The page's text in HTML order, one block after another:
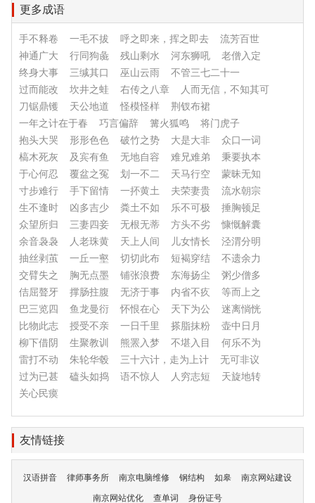
更多成语
手不释卷 一毛不拔 呼之即来，挥之即去
流芳百世
神通广大
行同狗彘 残山剩水 河东狮吼
老僧入定
终身大事
三缄其口 巫山云雨
不管三七二十一
过而能改
坎井之蛙 右传之八章
人而无信，不知其可
刀锯鼎镬
天公地道 怪模怪样
荆钗布裙
一年之计在于春
巧言偏辞 篝火狐鸣
将门虎子
抱头大哭
形形色色 破竹之势 大是大非
众口一词
槁木死灰
及宾有鱼 无地自容 难兄难弟
秉要执本
于心何忍
覆盆之冤 划一不二 天马行空
蒙昧无知
寸步难行
手下留情 一抔黄土 夫荣妻贵
流水朝宗
生不逢时
凶多吉少 粪土不如 乐不可极
捶胸顿足
众望所归
三妻四妾 无根无蒂 方头不劣
慷慨解囊
余音袅袅
人老珠黄 天上人间 儿女情长
泾渭分明
抽丝剥茧
一丘一壑 切切此布 短褐穿结
不遗余力
交臂失之
胸无点墨 铺张浪费 东海扬尘
粥少僧多
佶屈聱牙
撑肠拄腹 无济于事 内省不疚
等而上之
巴三览四
鱼龙曼衍 怀恨在心 天下为公
迷离惝恍
比物此志
授受不亲 一日千里 搽脂抹粉
壶中日月
柳下借阴
生聚教训 熊罴入梦 不堪入目
何乐不为
雷打不动
朱轮华毂 三十六计，走为上计
无可非议
过为已甚
磕头如捣 语不惊人 人穷志短
天旋地转
关心民瘼
友情链接
汉语拼音 律师事务所 南京电脑维修 钢结构 如皋 南京网站建设
南京网站优化 查单词 身份证号